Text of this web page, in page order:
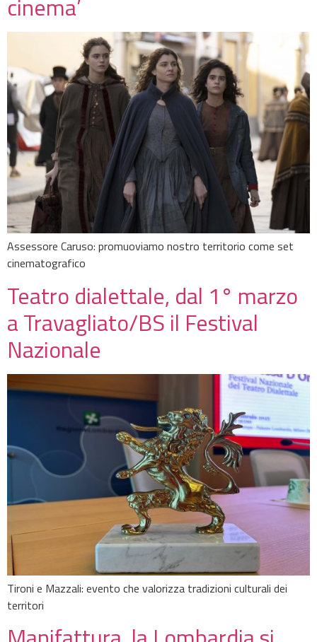
cinema’
Assessore Caruso: promuoviamo nostro territorio come set
cinematografico
Teatro dialettale, dal 1° marzo
a Travagliato/BS il Festival
Nazionale
Tironi e Mazzali: evento che valorizza tradizioni culturali dei
territori